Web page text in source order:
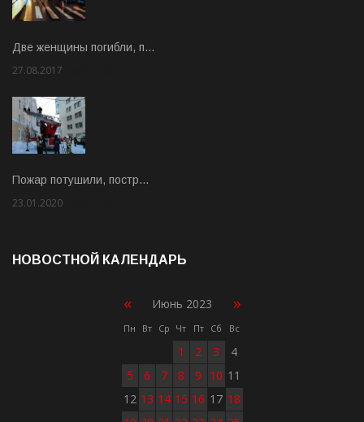
Две женщины погибли, п…
27.08.2017
Пожар потушили, постр…
23.01.2020
НОВОСТНОЙ КАЛЕНДАРЬ
« Июнь 2023 »
Пн Вт Ср Чт Пт Сб Вс
1 2 3
4
5
6 7 8 9 10 11
12 13 14 15 16 17 18